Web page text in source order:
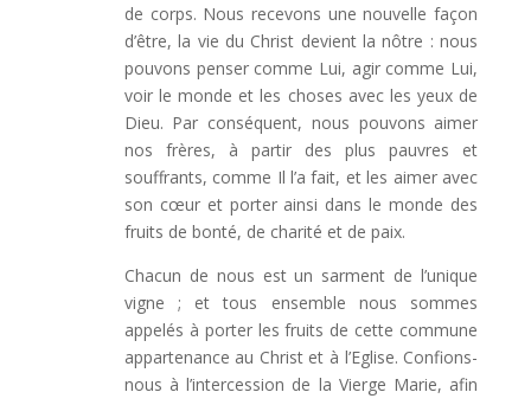
de corps. Nous recevons une nouvelle façon
d’être, la vie du Christ devient la nôtre : nous
pouvons penser comme Lui, agir comme Lui,
voir le monde et les choses avec les yeux de
Dieu. Par conséquent, nous pouvons aimer
nos frères, à partir des plus pauvres et
souffrants, comme Il l’a fait, et les aimer avec
son cœur et porter ainsi dans le monde des
fruits de bonté, de charité et de paix.
Chacun de nous est un sarment de l’unique
vigne ; et tous ensemble nous sommes
appelés à porter les fruits de cette commune
appartenance au Christ et à l’Eglise. Confions-
nous à l’intercession de la Vierge Marie, afin